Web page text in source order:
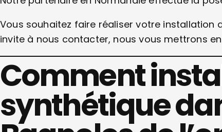
Vous souhaitez faire réaliser votre installation
invite à nous contacter, nous vous mettrons
Comment
synthétique